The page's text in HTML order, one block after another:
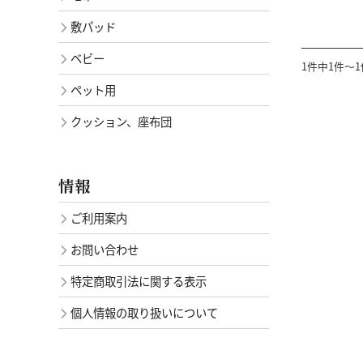
1件中1件～
敷パッド
ベビー
ペット用
クッション、座布団
情報
ご利用案内
お問い合わせ
特定商取引法に関する表示
個人情報の取り扱いについて